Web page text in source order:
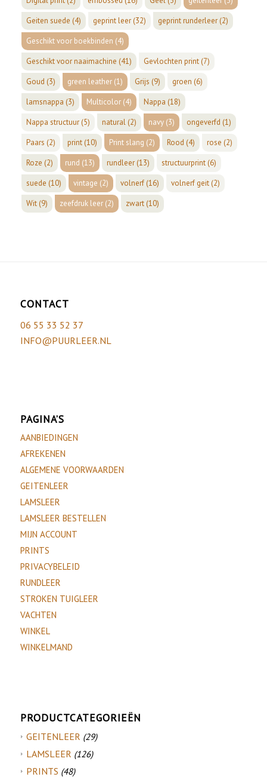
Geiten suede (4) geprint leer(32) geprint runderleer(2)
Geschikt voor boekbinden (4)
Geschikt voor naaimachine (41) Gevlochten print(7)
Goud (3) green leather(1) Grijs (9) groen (6)
lamsnappa (3) Multicolor(4) Nappa (18)
Nappa structuur(5) natural(2) navy(3) ongeverfd (1)
Paars (2) print(10) Print slang (2) Rood (4) rose (2)
Roze (2) rund (13) rundleer(13) structuurprint(6)
suede (10) vintage (2) volnerf(16) volnerf geit(2)
Wit(9) zeefdruk leer(2) zwart(10)
CONTACT
06 55 33 52 37
INFO@PUURLEER.NL
PAGINA’S
AANBIEDINGEN
AFREKENEN
ALGEMENE VOORWAARDEN
GEITENLEER
LAMSLEER
LAMSLEER BESTELLEN
MIJN ACCOUNT
PRINTS
PRIVACYBELEID
RUNDLEER
STROKEN TUIGLEER
VACHTEN
WINKEL
WINKELMAND
PRODUCTCATEGORIEËN
GEITENLEER (29)
LAMSLEER (126)
PRINTS (48)